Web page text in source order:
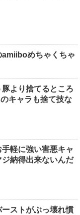
amiiboめちゃくちゃ
豚より捨てるところ
キャラも捨て技な
手軽に強い害悪キャ
納得出来ないんだ
ーストがぶっ壊れ慣